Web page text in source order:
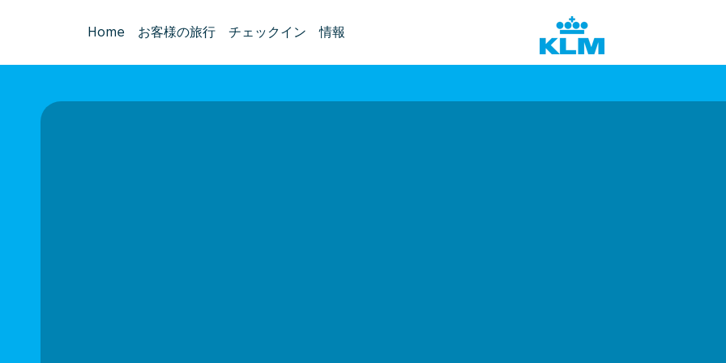
Home お客様の旅行 チェックイン 情報